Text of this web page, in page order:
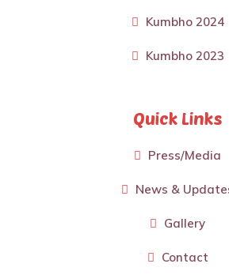
Kumbho 2024
Kumbho 2023
Quick Links
Press/Media
News &
Gallery
Contact